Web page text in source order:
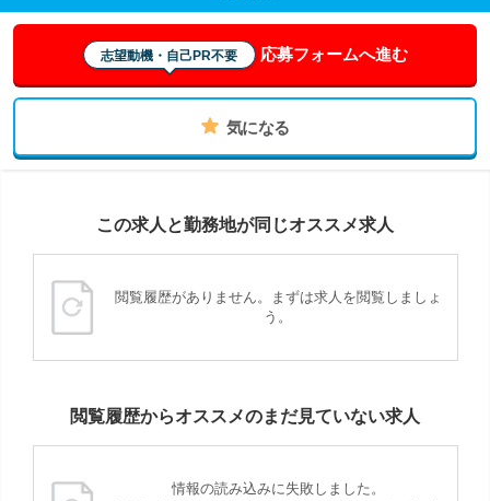
志望動機・自己PR不要 応募フォームへ進む
気になる
この求人と勤務地が同じオススメ求人
閲覧履歴がありません。まずは求人を閲覧しましょ
う。
閲覧履歴からオススメのまだ見ていない求人
情報の読み込みに失敗しました。